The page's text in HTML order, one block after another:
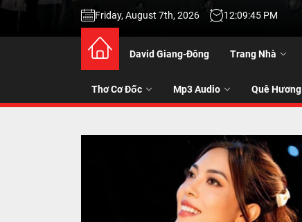
ÂM
NHẠC
-
TALK
ABOUT
Friday, August 7th, 2026
12:09:46 PM
David Giang-Đông Trang Nhà
Thơ Cơ Đốc Mp3 Audio Quê Hương